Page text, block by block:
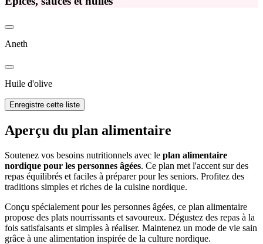
Aneth
Huile d'olive
Enregistre cette liste
Aperçu du plan alimentaire
Soutenez vos besoins nutritionnels avec le plan alimentaire
nordique pour les personnes âgées. Ce plan met l'accent sur des
repas équilibrés et faciles à préparer pour les seniors. Profitez des
traditions simples et riches de la cuisine nordique.
Conçu spécialement pour les personnes âgées, ce plan alimentaire
propose des plats nourrissants et savoureux. Dégustez des repas à la
fois satisfaisants et simples à réaliser. Maintenez un mode de vie sain
grâce à une alimentation inspirée de la culture nordique.